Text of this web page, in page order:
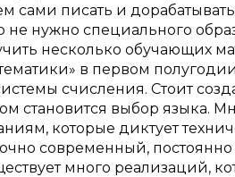
сами писать и
не нужно специального
несколько обучающих
в первом
счисления. Стоит
становится выбор языка.
которые диктует
современный,
много реализаций,